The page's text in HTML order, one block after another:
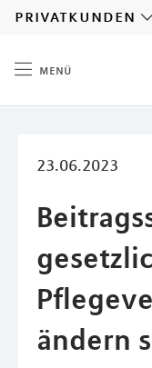
privatkunden
menü
23.06.2023
ändern